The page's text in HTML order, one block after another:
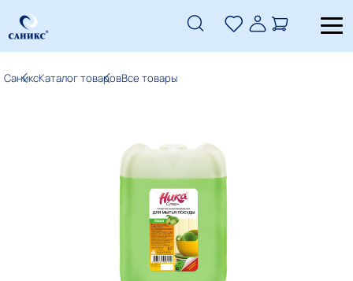
СаниксКаталог товаровВсе товары